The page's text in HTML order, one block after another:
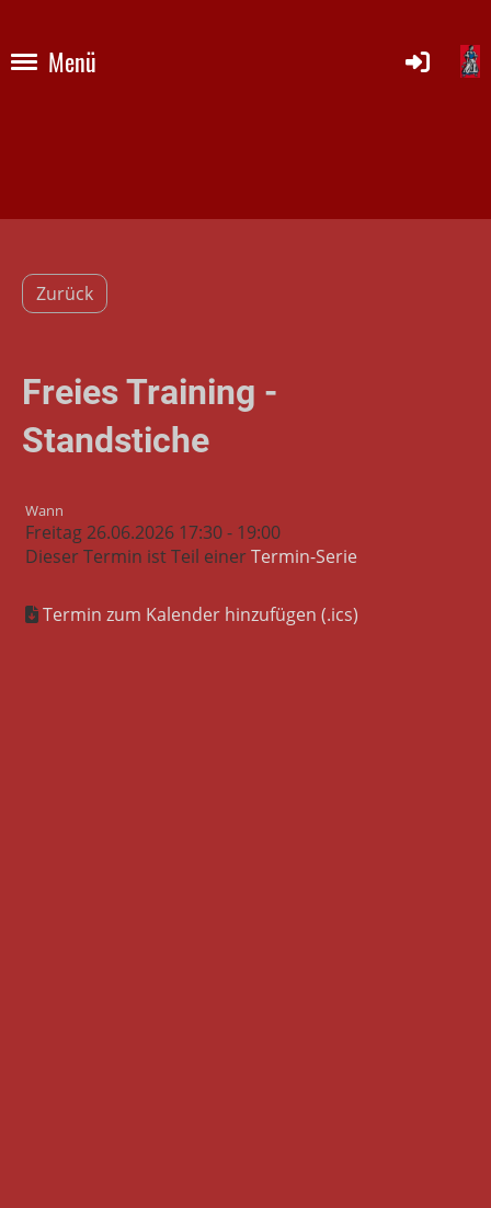
Menü
Zurück
Freies Training -
Standstiche
Wann
Freitag 26.06.2026 17:30 - 19:00
Dieser Termin ist Teil einerTermin-Serie
Termin zum Kalender hinzufügen (.ics)